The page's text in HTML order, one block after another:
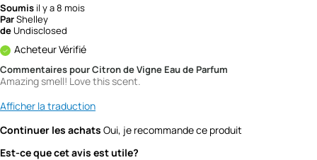
Soumis il y a 8 mois
ParShelley
deUndisclosed
Acheteur Vérifié
Commentaires pour Citron de Vigne Eau de Parfum
Amazing smell! Love this scent.
Afficher la traduction
Continuer les achats Oui, je recommande ce produit
Est-ce que cet avis est utile?